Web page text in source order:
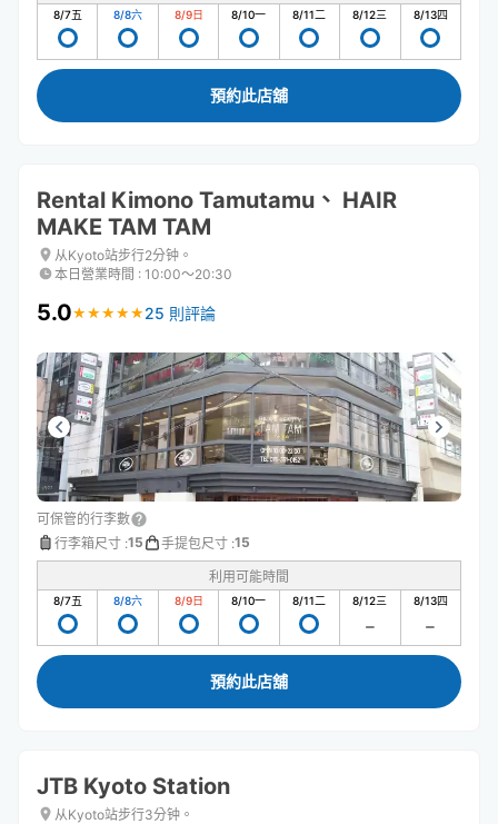
8/7五 8/8六 8/9日 8/10一 8/11二 8/12三 8/13四
預約此店舖
Rental Kimono Tamutamu、 HAIR
MAKE TAM TAM
从Kyoto站步行2分钟。
本日營業時間 : 10:00〜20:30
5.0★ ★ ★ ★ ★
★ ★ ★ ★ ★ 25 則評論
可保管的行李數
行李箱尺寸 :15 手提包尺寸 :15
利用可能時間
8/7五 8/8六 8/9日 8/10一 8/11二 8/12三 8/13四
預約此店舖
JTB Kyoto Station
从Kyoto站步行3分钟。